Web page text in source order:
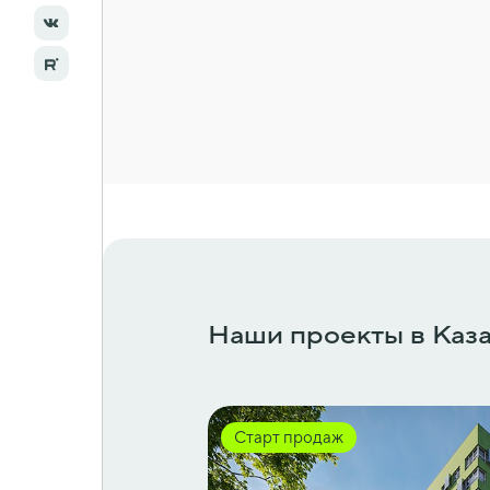
Наши проекты в
Старт продаж